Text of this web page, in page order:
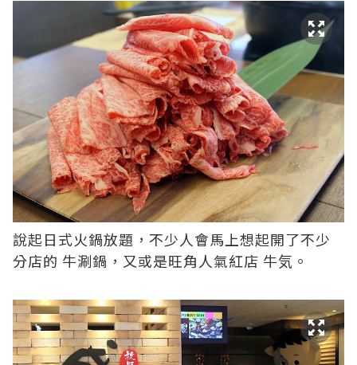
說起日式火鍋放題，不少人會馬上想起開了不少
分店的 牛涮鍋 ，又或是旺角人氣紅店 牛気 。